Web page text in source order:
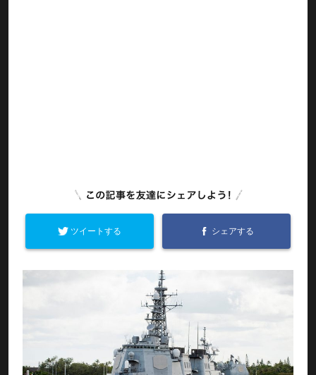
ツイートする シェアする